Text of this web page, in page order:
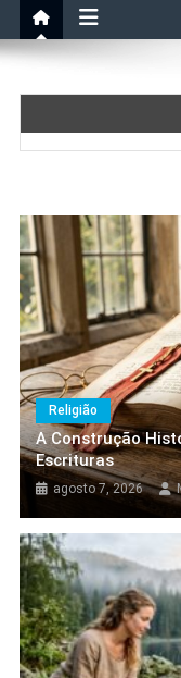
A Construção
Amor-Próprio
Metas
5 Provérbios
Religião
A
Estudo
agosto 7,
Variedades
Dinheiro E
Religião
A Construção
Escrituras
agosto 7, 2026